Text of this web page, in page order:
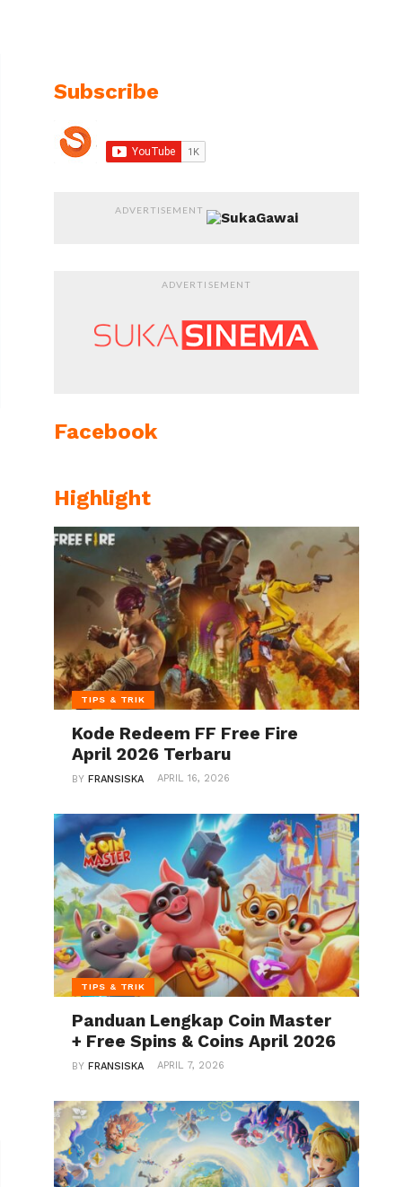
Subscribe
ADVERTISEMENT
ADVERTISEMENT
Facebook
Highlight
TIPS & TRIK
Kode Redeem FF Free Fire
April 2026 Terbaru
BYFRANSISKA APRIL 16, 2026
TIPS & TRIK
Panduan Lengkap Coin Master
+ Free Spins & Coins April 2026
BYFRANSISKA APRIL 7, 2026